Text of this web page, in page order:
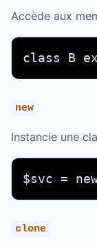
Accède aux
class B
new
Instancie une
$svc =
clone